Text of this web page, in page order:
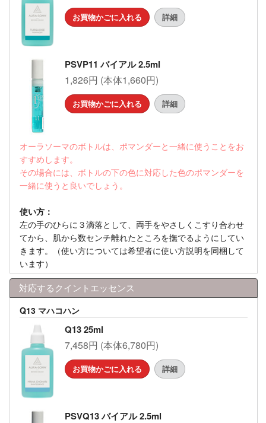
お買物かごに入れる 詳細
PSVP11 バイアル 2.5ml
1,826円 (本体1,660円)
お買物かごに入れる 詳細
オーラソーマのボトルは、ポマンダーと一緒に使うことをお
すすめします。
その場合には、ボトルの下の色に対応した色のポマンダーを
一緒に使うと良いでしょう。
使い方：
左の手のひらに３滴落として、両手をやさしくこすり合わせ
てから、肌から数センチ離れたところを撫でるようにしてい
きます。（使い方については希望者に使い方説明を同梱して
います）
対応するクイントエッセンス
Q13 マハコハン
Q13 25ml
7,458円 (本体6,780円)
お買物かごに入れる 詳細
PSVQ13 バイアル 2.5ml